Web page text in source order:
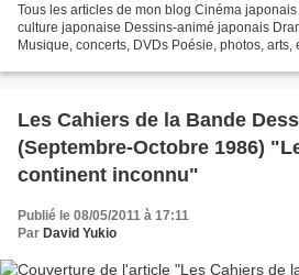
Tous les articles de mon blog Cinéma
culture japonaise Dessins-animé japonais
Musique, concerts, DVDs Poésie, photos,
Les Cahiers de la Bande
(Septembre-Octobre 1986)
continent inconnu"
Publié le 08/05/2011 à 17:11
Par David Yukio